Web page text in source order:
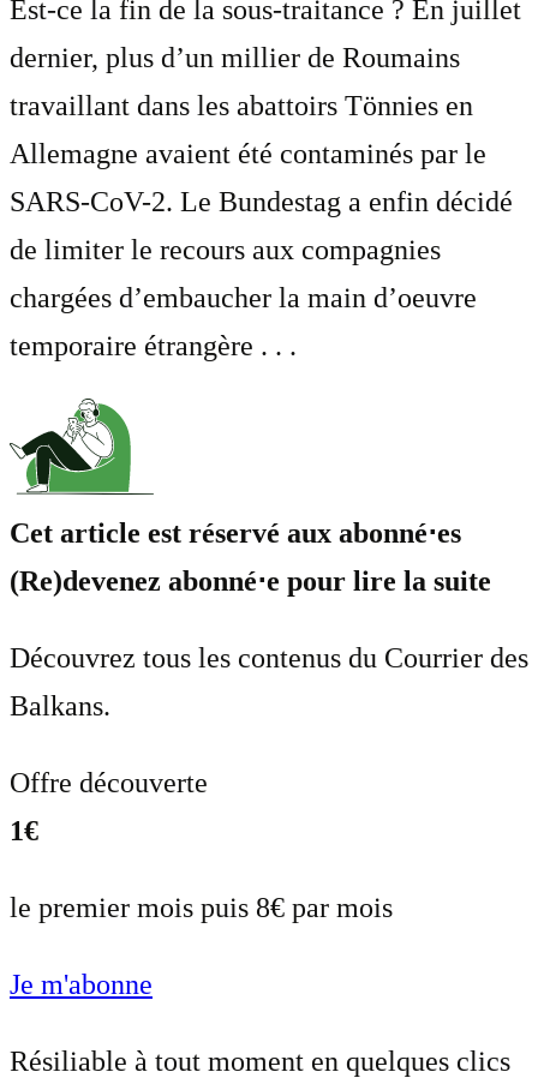
Est-ce la fin de la sous-traitance ? En juillet
dernier, plus d’un millier de Roumains
travaillant dans les abattoirs Tönnies en
Allemagne avaient été contaminés par le
SARS-CoV-2. Le Bundestag a enfin décidé
de limiter le recours aux compagnies
chargées d’embaucher la main d’oeuvre
temporaire étrangère . . .
Cet article est réservé aux abonné⋅es
(Re)devenez abonné⋅e pour lire la suite
Découvrez tous les contenus du Courrier des
Balkans.
Offre découverte
1€
le premier mois puis 8€ par mois
Je m'abonne
Résiliable à tout moment en quelques clics